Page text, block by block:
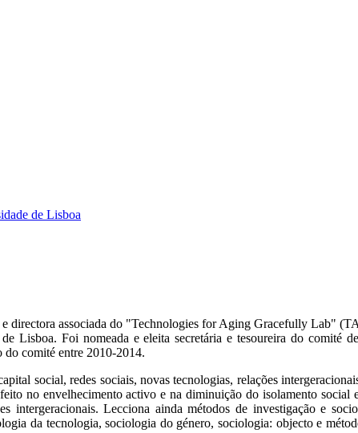
de Lisboa
directora associada do "Technologies for Aging Gracefully Lab"
Lisboa. Foi nomeada e eleita secretária e tesoureira do comité
comité entre 2010-2014.
social, redes sociais, novas tecnologias, relações
no envelhecimento activo e na diminuição do isolamento social
intergeracionais. Lecciona ainda métodos de investigação e
da tecnologia, sociologia do género, sociologia: objecto e